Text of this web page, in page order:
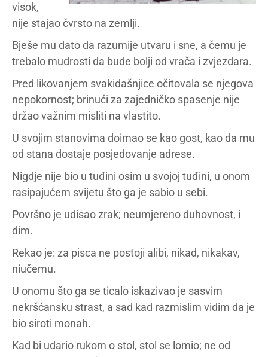
visok,
nije stajao čvrsto na zemlji.
Bješe mu dato da razumije utvaru i sne, a čemu je
trebalo mudrosti da bude bolji od vrača i zvjezdara.
Pred likovanjem svakidašnjice očitovala se njegova
nepokornost; brinući za zajedničko spasenje nije
držao važnim misliti na vlastito.
U svojim stanovima doimao se kao gost, kao da mu
od stana dostaje posjedovanje adrese.
Nigdje nije bio u tuđini osim u svojoj tuđini, u onom
rasipajućem svijetu što ga je sabio u sebi.
Površno je udisao zrak; neumjereno duhovnost, i
dim.
Rekao je: za pisca ne postoji alibi, nikad, nikakav,
niučemu.
U onomu što ga se ticalo iskazivao je sasvim
nekršćansku strast, a sad kad razmislim vidim da je
bio siroti monah.
Kad bi udario rukom o stol, stol se lomio; ne od